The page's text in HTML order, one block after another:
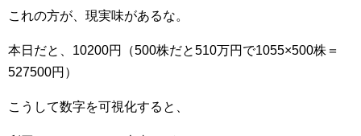
これの方が、現実味があるな。
本日だと、10200円（500株だと510万円で1055×500株＝
527500円）
こうして数字を可視化すると、